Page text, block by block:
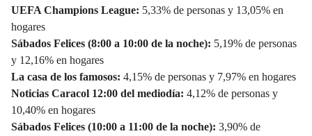
UEFA Champions League: 5,33% de personas y 13,05% en
hogares
Sábados Felices (8:00 a 10:00 de la noche): 5,19% de personas
y 12,16% en hogares
La casa de los famosos: 4,15% de personas y 7,97% en hogares
Noticias Caracol 12:00 del mediodía: 4,12% de personas y
10,40% en hogares
Sábados Felices (10:00 a 11:00 de la noche): 3,90% de